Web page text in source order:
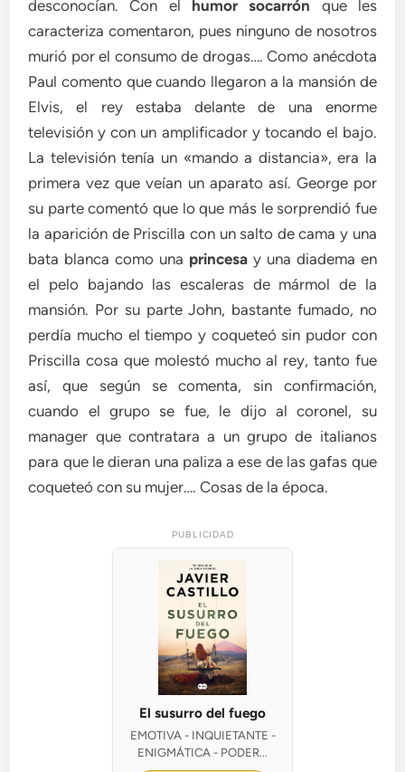
desconocían. Con el humor socarrón que les
caracteriza comentaron, pues ninguno de nosotros
murió por el consumo de drogas…. Como anécdota
Paul comento que cuando llegaron a la mansión de
Elvis, el rey estaba delante de una enorme
televisión y con un amplificador y tocando el bajo.
La televisión tenía un «mando a distancia», era la
primera vez que veían un aparato así. George por
su parte comentó que lo que más le sorprendió fue
la aparición de Priscilla con un salto de cama y una
bata blanca como una princesa y una diadema en
el pelo bajando las escaleras de mármol de la
mansión. Por su parte John, bastante fumado, no
perdía mucho el tiempo y coqueteó sin pudor con
Priscilla cosa que molestó mucho al rey, tanto fue
así, que según se comenta, sin confirmación,
cuando el grupo se fue, le dijo al coronel, su
manager que contratara a un grupo de italianos
para que le dieran una paliza a ese de las gafas que
coqueteó con su mujer…. Cosas de la época.
PUBLICIDAD
El susurro del fuego
EMOTIVA - INQUIETANTE -
ENIGMÁTICA - PODER...